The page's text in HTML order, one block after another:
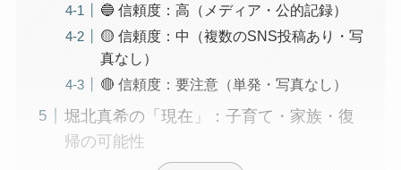
🔵 信頼度：高（メディア・公的記録）
🟡 信頼度：中（複数のSNS投稿あり・写
真なし）
🔴 信頼度：要注意（単発・写真なし）
堀北真希の「現在」：子育て・家族・復
帰の可能性